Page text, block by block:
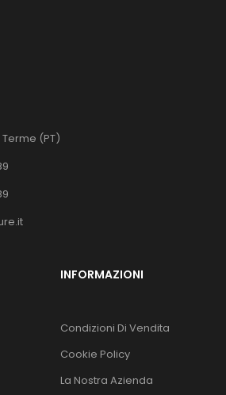
Terme (PT)
INFORMAZIONI
Condizioni Di Vendita
Cookie Policy
La Nostra Azienda